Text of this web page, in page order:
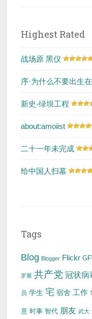
Highest Rated
战场原 黑仪
序·为什么不要出生
新史-绿坝工程
about:amoiist
二十一年未完成
给中国人扫墓
Tags
Blog Blogger Flickr
罗斯 共产党 冠状病
员 学生 宅 宿舍 工作
意 时事 智代 朋友 武大